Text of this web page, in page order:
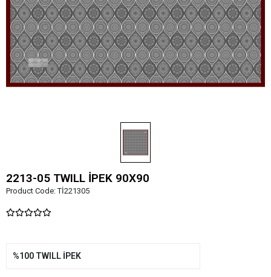
2213-05 TWILL İPEK 90X90
Product Code:Tİ221305
%100 TWILL İPEK